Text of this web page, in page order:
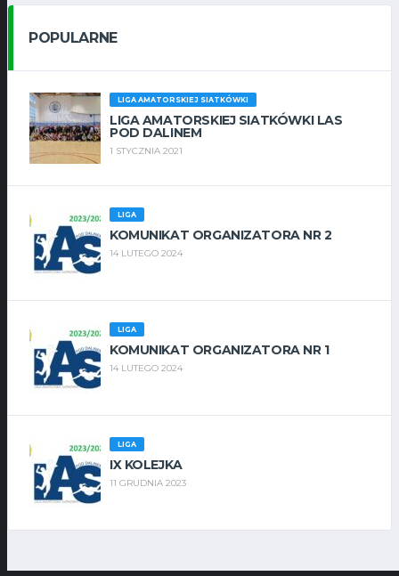
POPULARNE
LIGA AMATORSKIEJ SIATKÓWKI
LIGA AMATORSKIEJ SIATKÓWKI LAS
POD DALINEM
1 STYCZNIA 2021
LIGA
KOMUNIKAT ORGANIZATORA NR 2
14 LUTEGO 2024
LIGA
KOMUNIKAT ORGANIZATORA NR 1
14 LUTEGO 2024
LIGA
IX KOLEJKA
11 GRUDNIA 2023